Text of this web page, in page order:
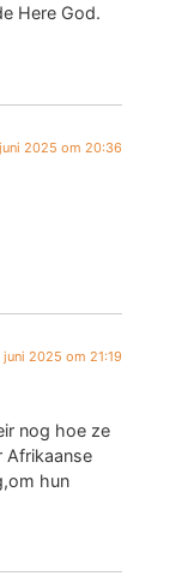
Here God.
2025 om 20:36
juni 2025 om 21:19
nog hoe ze
Afrikaanse
hun